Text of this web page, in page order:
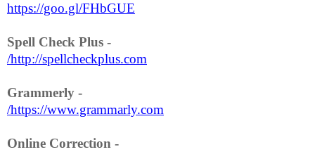
https://goo.gl/FHbGUE
-
http://spellcheckplus.com/
-
https://www.grammarly.com/
-